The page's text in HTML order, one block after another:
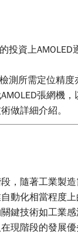
資上
測所需定位精
張網機
做詳細介紹。
，隨著工業製
動化相當程度
鍵技術如工業
現階段的發展優